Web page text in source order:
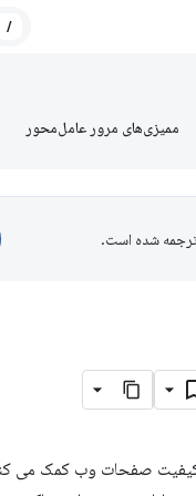
/
ممیزی‌های مرور عامل‌محور
شده است.
کیفیت صفحات وب کمک می